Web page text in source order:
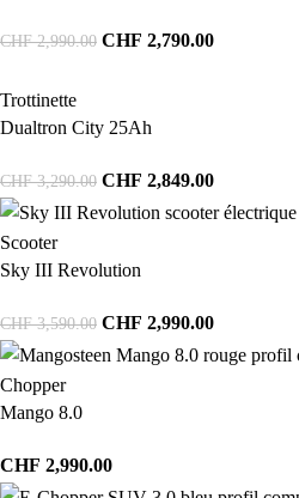
CHF2,990.00 CHF 2,790.00
Trottinette
Dualtron City 25Ah
CHF3,290.00 CHF 2,849.00
Scooter
Sky III Revolution
CHF3,590.00 CHF 2,990.00
Chopper
Mango 8.0
CHF 2,990.00